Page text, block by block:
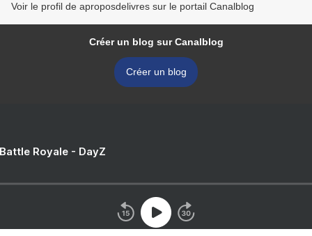
Voir le profil de aproposdelivres sur le portail Canalblog
Créer un blog sur Canalblog
Créer un blog
Royale - DayZ